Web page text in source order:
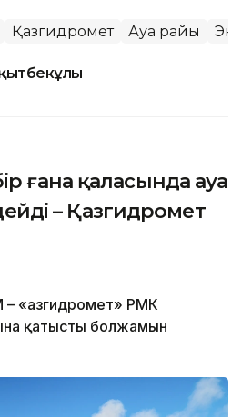
Қазгидромет Ауа райы
бір ғана қаласында ауа
– Қазгидромет
«Қазгидромет» РМК
қатысты болжамын